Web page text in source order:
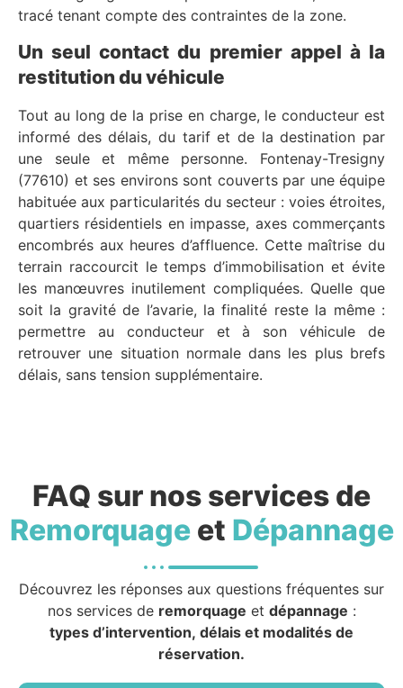
tracé tenant compte des contraintes de la zone.
Un seul contact du premier appel à la
restitution du véhicule
Tout au long de la prise en charge, le conducteur est
informé des délais, du tarif et de la destination par
une seule et même personne. Fontenay-Tresigny
(77610) et ses environs sont couverts par une équipe
habituée aux particularités du secteur : voies étroites,
quartiers résidentiels en impasse, axes commerçants
encombrés aux heures d’affluence. Cette maîtrise du
terrain raccourcit le temps d’immobilisation et évite
les manœuvres inutilement compliquées. Quelle que
soit la gravité de l’avarie, la finalité reste la même :
permettre au conducteur et à son véhicule de
retrouver une situation normale dans les plus brefs
délais, sans tension supplémentaire.
FAQ sur nos services de
Remorquageet Dépannage
Découvrez les réponses aux questions fréquentes sur
nos services de remorquage et dépannage :
types d’intervention, délais et modalités de
réservation.